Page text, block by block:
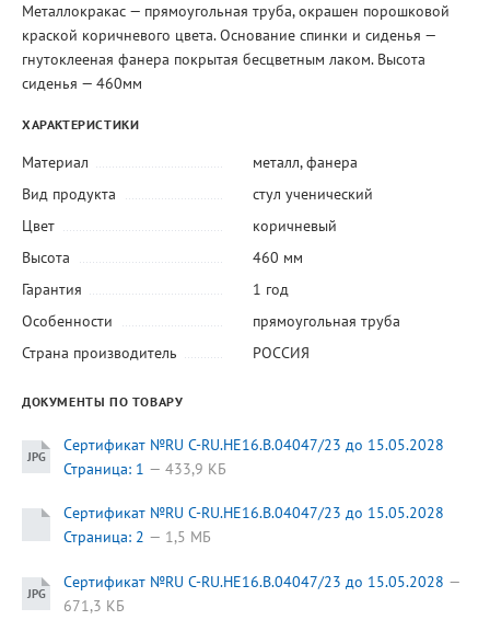
Металлокракас — прямоугольная труба, окрашен порошковой
краской коричневого цвета. Основание спинки и сиденья —
гнутоклееная фанера покрытая бесцветным лаком. Высота
сиденья — 460мм
ХАРАКТЕРИСТИКИ
Материал металл,фанера
Вид продукта
стул ученический
Цвет
коричневый
Высота
460 мм
Гарантия
1 год
Особенности
прямоугольная труба
Страна производитель
РОССИЯ
ДОКУМЕНТЫ ПО ТОВАРУ
Сертификат №RU C-RU.HE16.B.04047/23 до 15.05.2028
Страница: 1
433,9 КБ
Сертификат №RU C-RU.HE16.B.04047/23 до 15.05.2028
Страница: 2
1,5 МБ
Сертификат №RU C-RU.HE16.B.04047/23 до 15.05.2028
671,3 КБ